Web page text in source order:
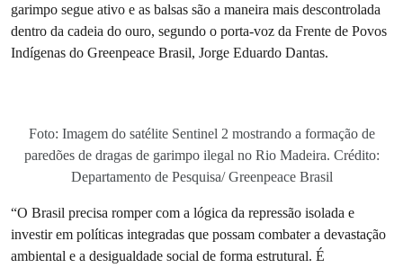
garimpo segue ativo e as balsas são a maneira mais descontrolada
dentro da cadeia do ouro, segundo o porta-voz da Frente de Povos
Indígenas do Greenpeace Brasil, Jorge Eduardo Dantas.
Foto: Imagem do satélite Sentinel 2 mostrando a formação de
paredões de dragas de garimpo ilegal no Rio Madeira. Crédito:
Departamento de Pesquisa/ Greenpeace Brasil
“O Brasil precisa romper com a lógica da repressão isolada e
investir em políticas integradas que possam combater a devastação
ambiental e a desigualdade social de forma estrutural. É